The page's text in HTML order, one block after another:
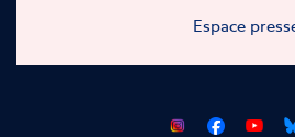
Espace
CNCDH